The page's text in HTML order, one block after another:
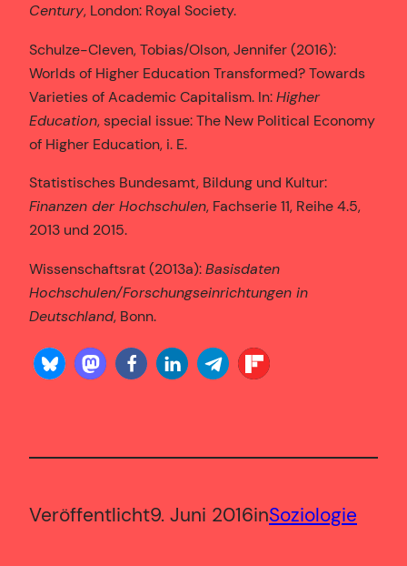
Century, London: Royal Society.
Schulze-Cleven, Tobias/Olson, Jennifer (2016):
Worlds of Higher Education Transformed? Towards
Varieties of Academic Capitalism. In:Higher
Education, special issue: The New Political Economy
of Higher Education, i. E.
Statistisches Bundesamt, Bildung und Kultur:
Finanzen der Hochschulen, Fachserie 11, Reihe 4.5,
2013 und 2015.
Wissenschaftsrat (2013a):Basisdaten
Hochschulen/Forschungseinrichtungen in
Deutschland, Bonn.
Veröffentlicht9. Juni 2016inSoziologie